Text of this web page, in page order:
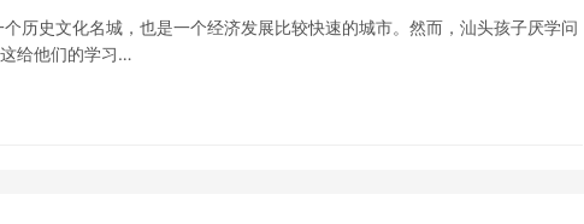
历史文化名城，也是一个经济发展比较快速的城市。然而，汕头孩子厌学问
给他们的学习…